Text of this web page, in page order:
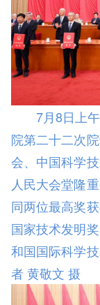
7月8日上
院第二十二次
会、中国科学
人民大会堂隆
同两位最高奖
国家技术发明
和国国际科学
者 黄敬文 摄